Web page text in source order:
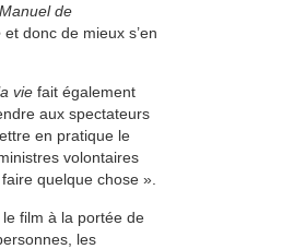
Manuel de
et donc de mieux s’en
vie fait également
aux spectateurs
en pratique le
volontaires
quelque chose ».
film à la portée de
les